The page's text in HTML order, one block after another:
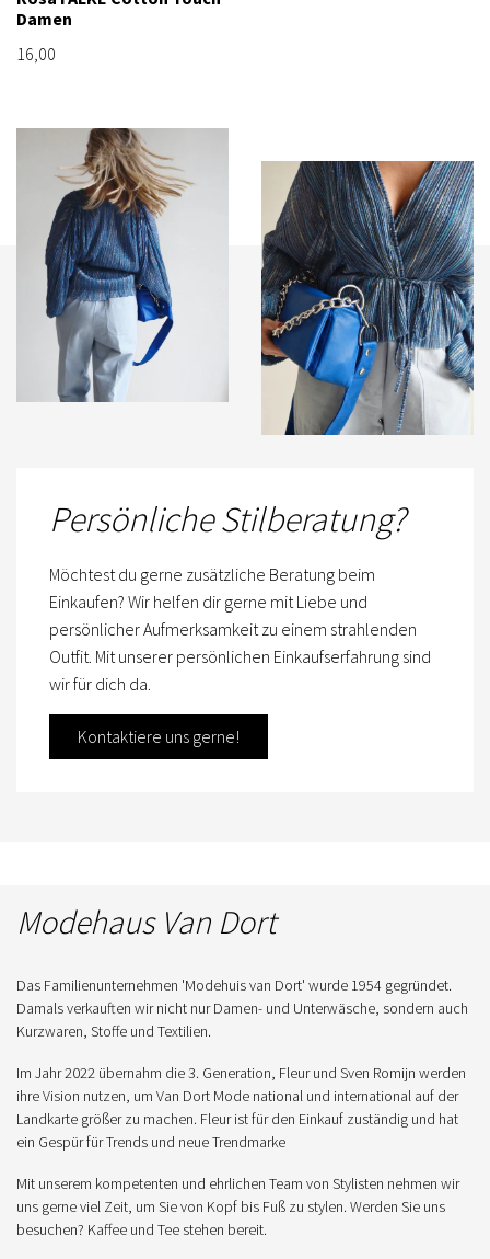
Damen
16,00
Persönliche Stilberatung?
Möchtest du gerne zusätzliche Beratung beim
Einkaufen? Wir helfen dir gerne mit Liebe und
persönlicher Aufmerksamkeit zu einem strahlenden
Outfit. Mit unserer persönlichen Einkaufserfahrung sind
wir für dich da.
Kontaktiere uns gerne!
Modehaus Van Dort
Das Familienunternehmen 'Modehuis van Dort' wurde 1954 gegründet.
Damals verkauften wir nicht nur Damen- und Unterwäsche, sondern auch
Kurzwaren, Stoffe und Textilien.
Im Jahr 2022 übernahm die 3. Generation, Fleur und Sven Romijn werden
ihre Vision nutzen, um Van Dort Mode national und international auf der
Landkarte größer zu machen. Fleur ist für den Einkauf zuständig und hat
ein Gespür für Trends und neue Trendmarke
Mit unserem kompetenten und ehrlichen Team von Stylisten nehmen wir
uns gerne viel Zeit, um Sie von Kopf bis Fuß zu stylen. Werden Sie uns
besuchen? Kaffee und Tee stehen bereit.